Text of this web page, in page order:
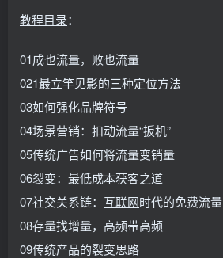
教程目录：
01成也流量，败也流量
021最立竿见影的三种定位方法
03如何强化品牌符号
04场景营销：扣动流量“扳机”
05传统广告如何将流量变销量
06裂变：最低成本获客之道
07社交关系链： 互联网时代的免费流量
08存量找增量，高频带高频
09传统产品的裂变思路